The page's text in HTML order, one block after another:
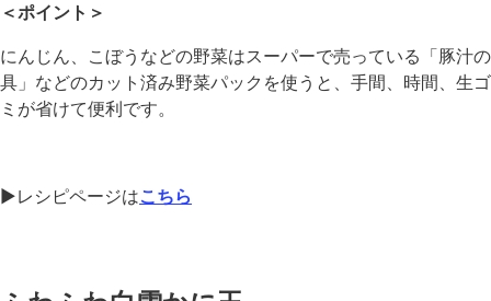
＜ポイント＞
にんじん、こぼうなどの野菜はスーパーで売っている「豚汁の
具」などのカット済み野菜パックを使うと、手間、時間、生ゴ
ミが省けて便利です。
▶︎レシピページはこちら